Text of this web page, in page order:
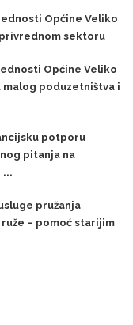
Općine Veliko
sektoru
Općine Veliko
malog poduzetništva i
potporu
pitanja na
...
pružanja
– pomoć starijim